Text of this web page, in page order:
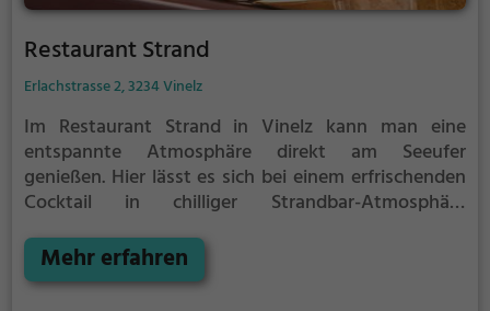
Restaurant Strand
Erlachstrasse 2, 3234 Vinelz
Im Restaurant Strand in Vinelz kann man eine
entspannte Atmosphäre direkt am Seeufer
genießen. Hier lässt es sich bei einem erfrischenden
Cocktail in chilliger Strandbar-Atmosphäre
Getränken und Speisen lässt keine Wünsche offen –
ob erfrischende Drinks oder leckere vegetarische
Mehr erfahren